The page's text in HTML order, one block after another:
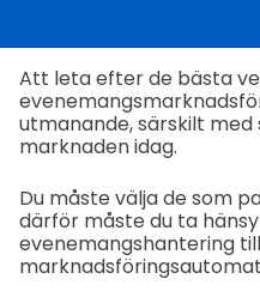
Att leta efter de bästa
utmanande, särskilt
marknaden idag.
Du måste välja de som
därför måste du ta
evenemangshantering till